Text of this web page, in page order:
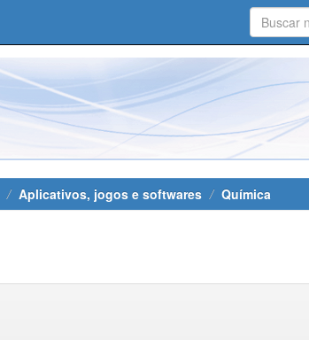
Aplicativos, jogos e softwares Química